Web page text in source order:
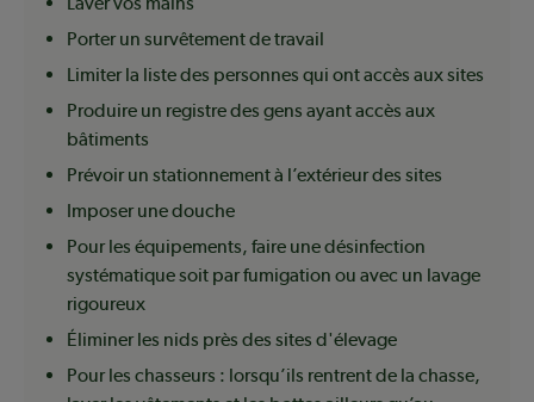
Porter un survêtement de travail
Limiter la liste des personnes qui ont accès aux sites
Produire un registre des gens ayant accès aux
bâtiments
Prévoir un stationnement à l’extérieur des sites
Imposer une douche
Pour les équipements, faire une désinfection
systématique soit par fumigation ou avec un lavage
rigoureux
Éliminer les nids près des sites d'élevage
Pour les chasseurs : lorsqu’ils rentrent de la chasse,